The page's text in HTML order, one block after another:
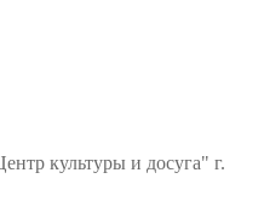
культуры и досуга" г.